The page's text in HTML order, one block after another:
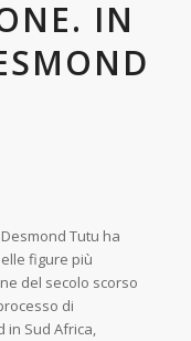
IN
Tutu ha
figure più
del secolo scorso
di
in Sud Africa,